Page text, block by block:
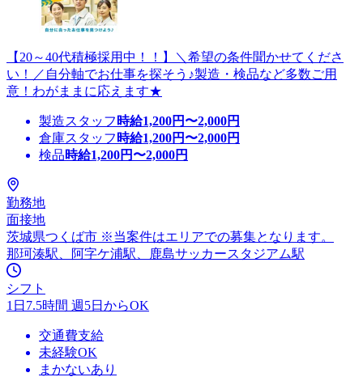
【20～40代積極採用中！！】＼希望の条件聞かせてくださ
い！／自分軸でお仕事を探そう♪製造・検品など多数ご用
意！わがままに応えます★
製造スタッフ 時給1,200円〜2,000円
倉庫スタッフ 時給1,200円〜2,000円
検品時給1,200円〜2,000円
勤務地
面接地
茨城県つくば市 ※当案件はエリアでの募集となります。
那珂湊駅、阿字ケ浦駅、鹿島サッカースタジアム駅
シフト
1日7.5時間 週5日からOK
交通費支給
未経験OK
まかないあり